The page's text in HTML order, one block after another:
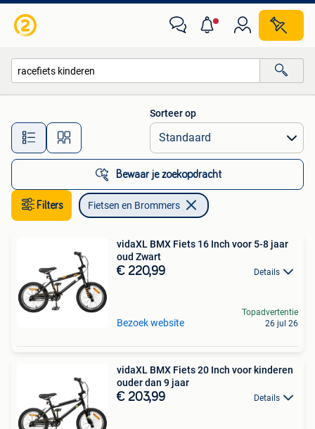
Alle afstanden…
Sorteer op
Bewaar je zoekopdracht
Filters Fietsen en Brommers
vidaXL BMX Fiets 16 Inch voor 5-8 jaar
oud Zwart
€ 220,99 Details
Bezoek website
Topadvertentie
26 jul 26
vidaXL BMX Fiets 20 Inch voor kinderen
ouder dan 9 jaar
€ 203,99 Details